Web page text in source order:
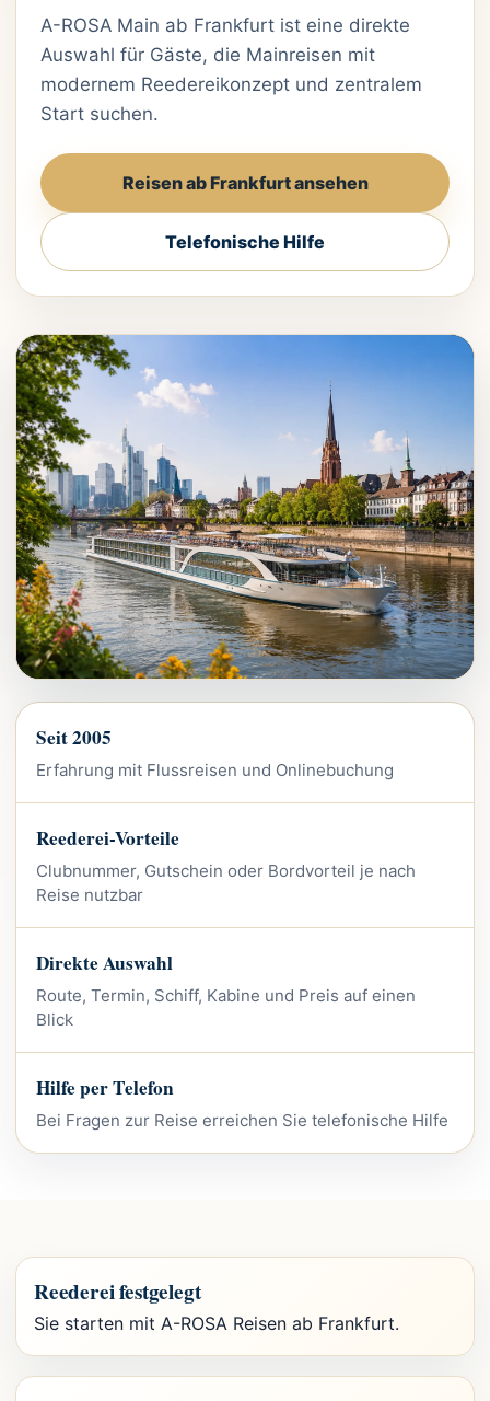
A-ROSA Main ab Frankfurt ist eine direkte
Auswahl für Gäste, die Mainreisen mit
modernem Reedereikonzept und zentralem
Start suchen.
Reisen ab Frankfurt ansehen
Telefonische Hilfe
Seit 2005
Erfahrung mit Flussreisen und Onlinebuchung
Reederei-Vorteile
Clubnummer, Gutschein oder Bordvorteil je nach
Reise nutzbar
Direkte Auswahl
Route, Termin, Schiff, Kabine und Preis auf einen
Blick
Hilfe per Telefon
Bei Fragen zur Reise erreichen Sie telefonische Hilfe
Reederei festgelegt
Sie starten mit A-ROSA Reisen ab Frankfurt.